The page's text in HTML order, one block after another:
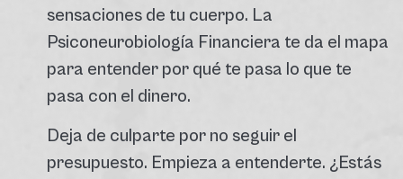
sensaciones de tu cuerpo. La
Psiconeurobiología Financiera te da el mapa
para entender por qué te pasa lo que te
pasa con el dinero.
Deja de culparte por no seguir el
presupuesto. Empieza a entenderte. ¿Estás